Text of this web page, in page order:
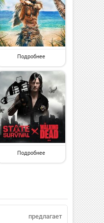
Подробнее
Подробнее